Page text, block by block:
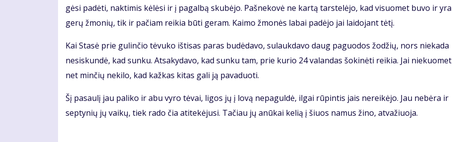
gė­si pa­dė­ti, nak­ti­mis kė­lė­si ir į pa­gal­bą sku­bė­jo. Pa­šne­ko­vė ne kar­tą tars­te­lė­jo, kad vi­suo­met bu­vo ir yra
ge­rų žmo­nių, tik ir pa­čiam rei­kia bū­ti ge­ram. Kai­mo žmo­nės la­bai pa­dė­jo jai lai­do­jant tė­tį.
Kai Sta­sė prie gu­lin­čio tė­vu­ko iš­ti­sas pa­ras bu­dė­da­vo, su­lauk­da­vo daug pa­guo­dos žo­džių, nors nie­ka­da
ne­si­skun­dė, kad sun­ku. At­sa­ky­da­vo, kad sun­ku tam, prie ku­rio 24 va­lan­das šo­ki­nė­ti rei­kia. Jai nie­kuo­met
net min­čių ne­ki­lo, kad kaž­kas ki­tas ga­li ją pa­va­duo­ti.
Šį pa­sau­lį jau pa­li­ko ir abu vy­ro tė­vai, li­gos jų į lo­vą ne­pa­gul­dė, il­gai rū­pin­tis jais ne­rei­kė­jo. Jau ne­bė­ra ir
sep­ty­nių jų vai­kų, tiek ra­do čia ati­te­kė­ju­si. Ta­čiau jų anū­kai ke­lią į šiuos na­mus ži­no, at­va­žiuo­ja.